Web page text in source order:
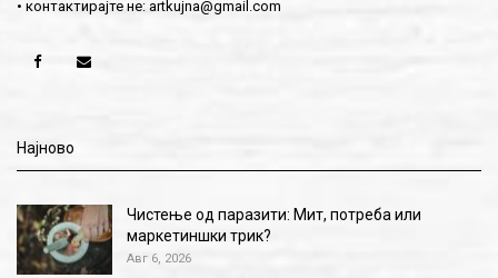
• контактирајте не: artkujna@gmail.com
Најново
Чистење од паразити: Мит, потреба или
маркетиншки трик?
Авг 6, 2026